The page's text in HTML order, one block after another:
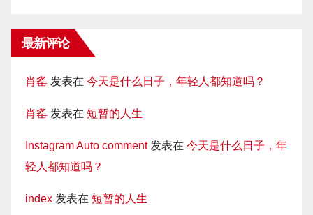
最新评论
肖䍃 发表在 今天是什么日子，年轻人都知道吗？
肖䍃 发表在 短暂的人生
Instagram Auto comment发表在 今天是什么日子，年
轻人都知道吗？
index 发表在 短暂的人生